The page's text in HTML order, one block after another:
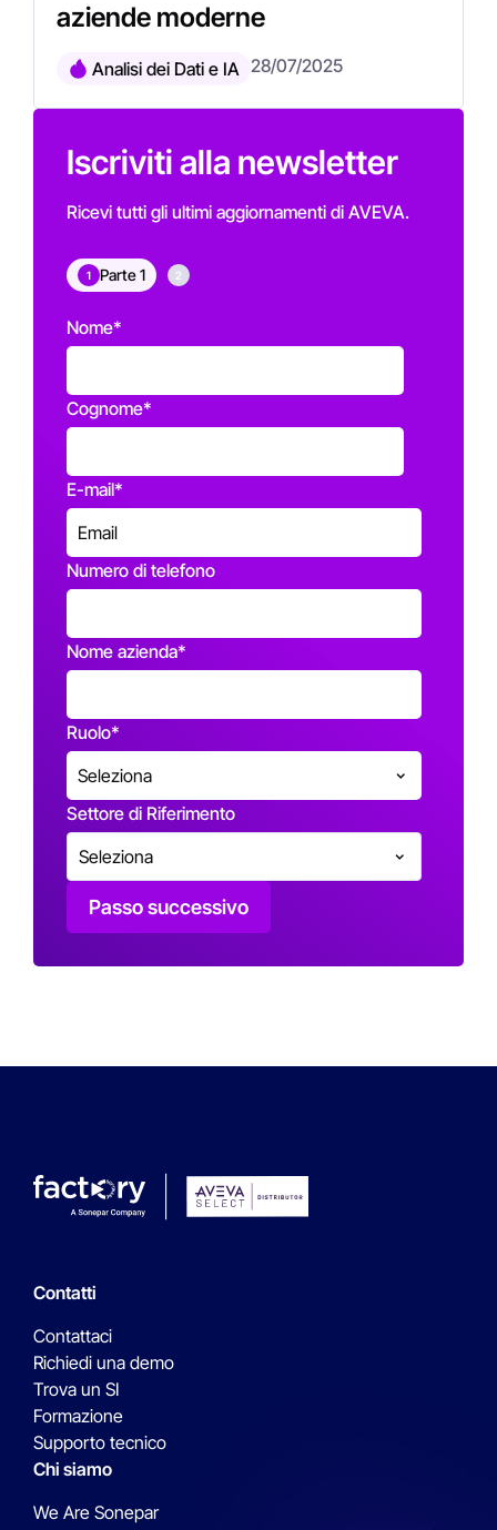
aziende moderne
Analisi dei Dati e IA 28/07/2025
Iscriviti alla newsletter
Ricevi tutti gli ultimi aggiornamenti di AVEVA.
1 Parte 1 2
Nome*
Cognome*
E-mail*
Numero di telefono
Nome azienda*
Ruolo*
Settore di Riferimento
Passo successivo
Contatti
Contattaci
Richiedi una demo
Trova un SI
Formazione
Supporto tecnico
Chi siamo
We Are Sonepar